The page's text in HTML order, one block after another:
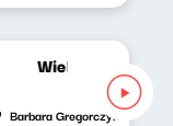
Wielki świat
Barbara Gregorczyk